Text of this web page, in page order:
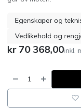
Egenskaper og
Vedlikehold og
kr 70 368,00inkl.